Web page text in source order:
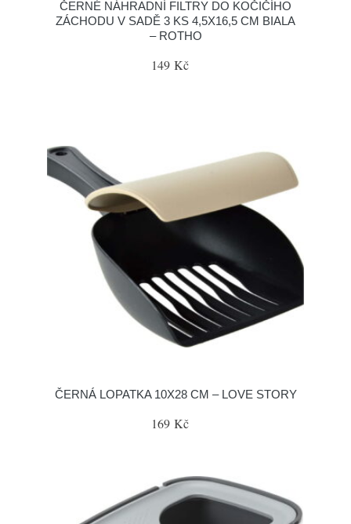
ČERNÉ NÁHRADNÍ FILTRY DO KOČIČÍHO
ZÁCHODU V SADĚ 3 KS 4,5X16,5 CM BIALA
– ROTHO
149 Kč
ČERNÁ LOPATKA 10X28 CM – LOVE STORY
169 Kč